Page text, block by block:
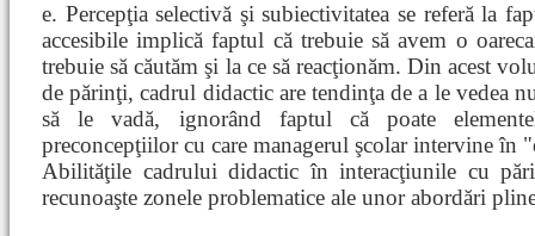
e. Percepţia selectivă şi subiectivitatea se referă la
accesibile implică faptul că trebuie să avem o
trebuie să căutăm şi la ce să reacţionăm. Din acest
de părinţi, cadrul didactic are tendinţa de a le vedea
să le vadă, ignorând faptul că poate
preconcepţiilor cu care managerul şcolar intervine în
Abilităţile cadrului didactic în interacţiunile cu
recunoaşte zonele problematice ale unor abordări